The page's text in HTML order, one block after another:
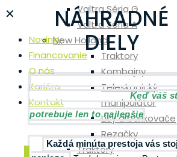
✕
Novinky
Financovanie
O nás
Kariéra
Kontakt
Valtra Séria G
Valtra Séria A
New Holland
Traktory
Kombajny
Teleskopický
manipulátor
Lisy a balíkovače
Rezačky
Traktory
NÁHRADNÉ
DIELY
Keď váš
potrebuje len to najlepšie
Každá minúta prestoja vás